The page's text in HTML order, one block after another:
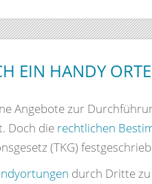
EIN HANDY
Angebote zur
Doch die rechtlichen
(TKG)
durch Dritte